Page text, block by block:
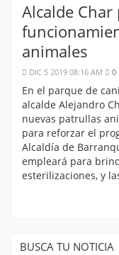
Alcalde Char
animales
DIC 5 2019 08:16 AM 0
En el parque de
alcalde Alejandro
nuevas patrullas
para reforzar el
Alcaldía de
empleará para
esterilizaciones, y
BUSCA TU NOTICIA